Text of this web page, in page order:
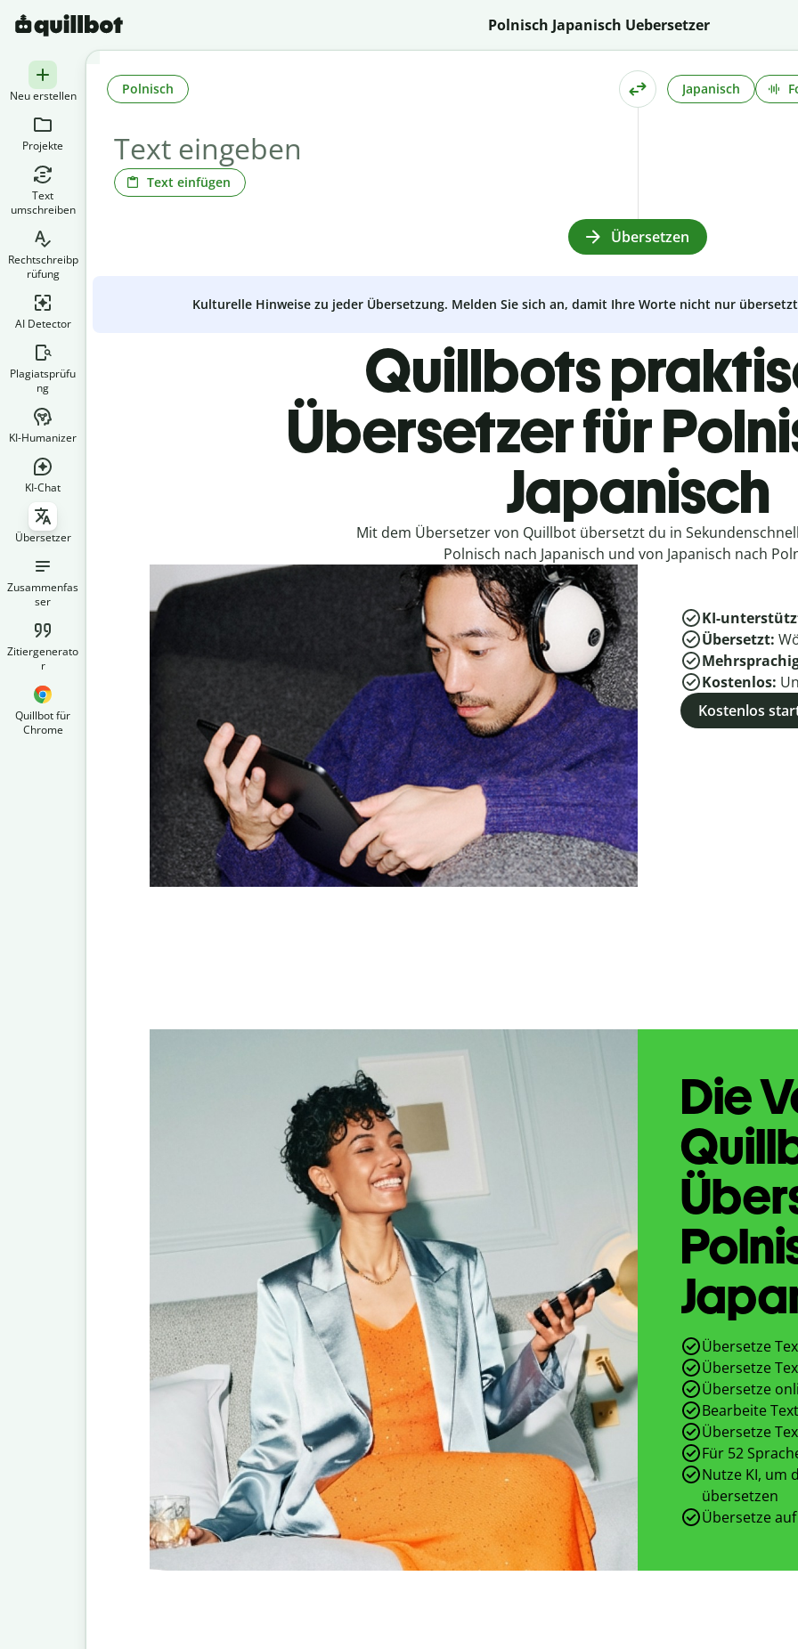
Polnisch Japanisch Uebersetzer
Neu erstellen
Projekte
Text
umschreiben
Rechtschreibp
rüfung
AI Detector
Plagiatsprüfu
ng
KI-Humanizer
KI-Chat
Übersetzer
Zusammenfas
ser
Zitiergenerato
r
Quillbot für
Chrome
Text einfügen
Polnisch Japanisch
Übersetzen
Kulturelle Hinweise zu jeder Übersetzung. Melden Sie sich an, damit Ihre Worte nicht nur
Quillbots
Übersetzer für
Japanisch
Mit dem Übersetzer von Quillbot übersetzt du in
Polnisch nach Japanisch und von Japanisch nach
KI-
Übersetzt:
Kostenlos:
Kostenlos
Die
Übersetze
Übersetze
Übersetze
Bearbeite
Übersetze
Für 52
Nutze KI, um
übersetzen
Übersetze